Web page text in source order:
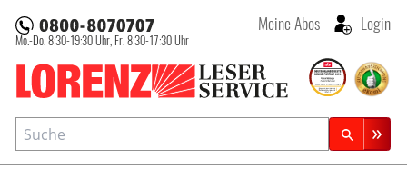
Lorenz Leserservice
Mo.-Do. 8:30-19:30 Uhr, Fr. 8:30-17:30 Uhr
Meine Abos Login
Suche
Zeitschriftensuche